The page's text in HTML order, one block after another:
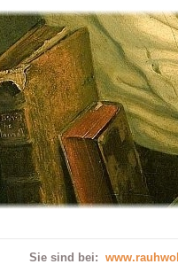
Sie sind bei: